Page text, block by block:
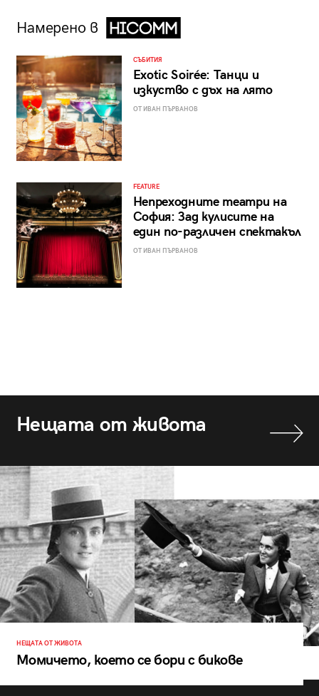
Намерено в
СЪБИТИЯ
Exotic Soirée: Танци и
изкуство с дъх на лято
ОТ ИВАН ПЪРВАНОВ
FEATURE
Непреходните театри на
София: Зад кулисите на
един по-различен спектакъл
ОТ ИВАН ПЪРВАНОВ
Нещата от живота
НЕЩАТА ОТ ЖИВОТА
Момичето, което се бори с бикове